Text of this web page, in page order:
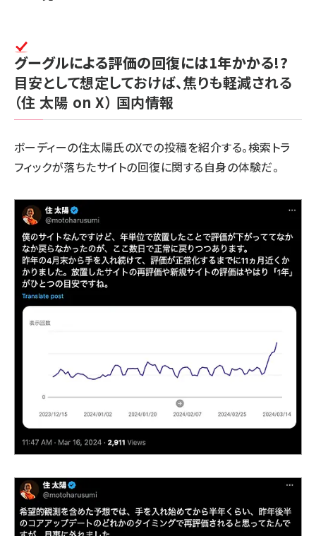
グーグルによる評価の回復には1年かかる!?
目安として想定しておけば、焦りも軽減される
（住 太陽 on X） 国内情報
ボーディーの住太陽氏のXでの投稿を紹介する。検索トラ
フィックが落ちたサイトの回復に関する自身の体験だ。